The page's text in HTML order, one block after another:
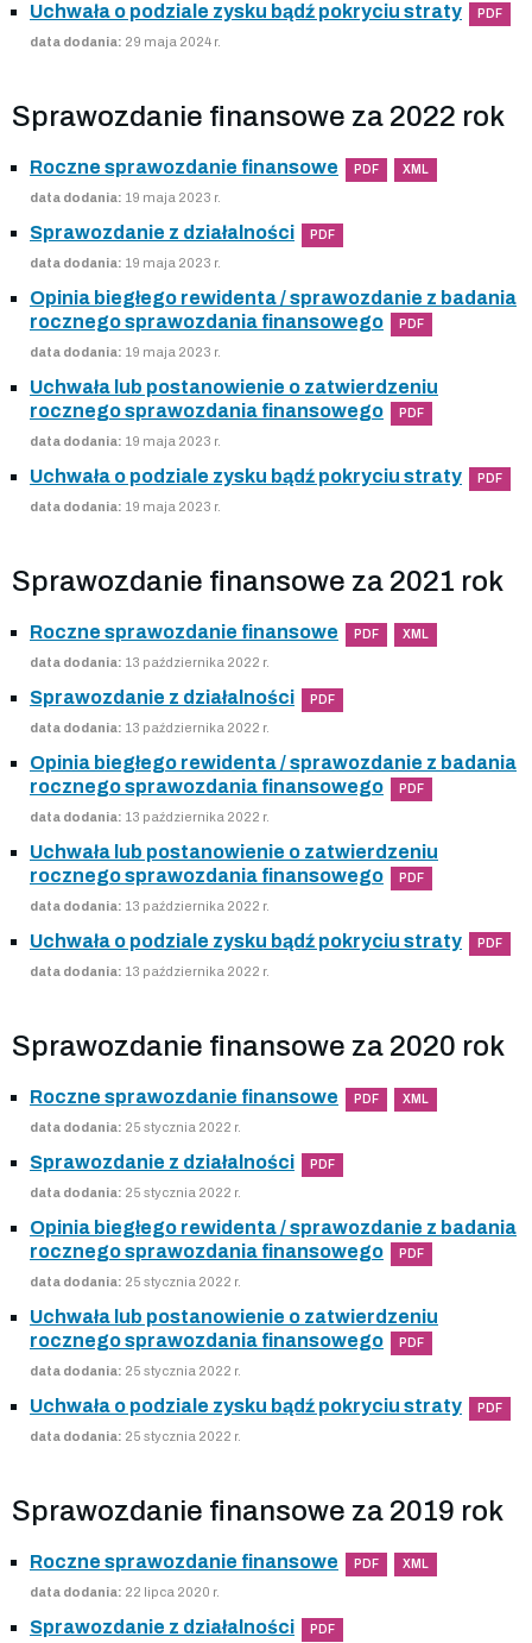
Uchwała o podziale zysku bądź pokryciu straty PDF
data dodania: 29 maja 2024 r.
Sprawozdanie finansowe za 2022 rok
Roczne sprawozdanie finansowe PDF XML
data dodania: 19 maja 2023 r.
Sprawozdanie z działalności PDF
data dodania: 19 maja 2023 r.
Opinia biegłego rewidenta / sprawozdanie z badania
rocznego sprawozdania finansowego
PDF
data dodania: 19 maja 2023 r.
Uchwała lub postanowienie o zatwierdzeniu
rocznego sprawozdania finansowego
PDF
data dodania: 19 maja 2023 r.
Uchwała o podziale zysku bądź pokryciu straty PDF
data dodania: 19 maja 2023 r.
Sprawozdanie finansowe za 2021 rok
Roczne sprawozdanie finansowe PDF XML
data dodania: 13 października 2022 r.
Sprawozdanie z działalności PDF
data dodania: 13 października 2022 r.
Opinia biegłego rewidenta / sprawozdanie z badania
rocznego sprawozdania finansowego
PDF
data dodania: 13 października 2022 r.
Uchwała lub postanowienie o zatwierdzeniu
rocznego sprawozdania finansowego
PDF
data dodania: 13 października 2022 r.
Uchwała o podziale zysku bądź pokryciu straty PDF
data dodania: 13 października 2022 r.
Sprawozdanie finansowe za 2020 rok
Roczne sprawozdanie finansowe PDF XML
data dodania: 25 stycznia 2022 r.
Sprawozdanie z działalności PDF
data dodania: 25 stycznia 2022 r.
Opinia biegłego rewidenta / sprawozdanie z badania
rocznego sprawozdania finansowego
PDF
data dodania: 25 stycznia 2022 r.
Uchwała lub postanowienie o zatwierdzeniu
rocznego sprawozdania finansowego
PDF
data dodania: 25 stycznia 2022 r.
Uchwała o podziale zysku bądź pokryciu straty PDF
data dodania: 25 stycznia 2022 r.
Sprawozdanie finansowe za 2019 rok
Roczne sprawozdanie finansowe PDF XML
data dodania: 22 lipca 2020 r.
Sprawozdanie z działalności PDF